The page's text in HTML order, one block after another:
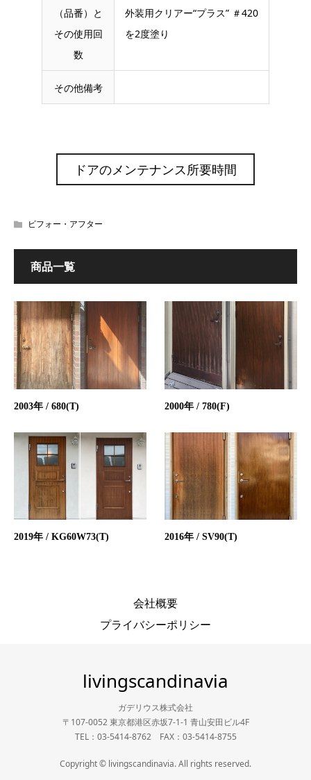
（品番）と
その使用回
数
外装用クリアー“プラス” ＃420
を2度塗り
その他備考
ドアのメンテナンス所要時間
ビフォー・アフター
商品一覧
2003年 / 680(T) 2000年 / 780(F)
2019年 / KG60W73(T) 2016年 / SV90(T)
会社概要
プライバシーポリシー
livingscandinavia
ガデリウス株式会社
〒107-0052 東京都港区赤坂7-1-1 青山安田ビル4F
TEL：03-5414-8762 FAX：03-5414-8755
Copyright © livingscandinavia. All rights reserved.